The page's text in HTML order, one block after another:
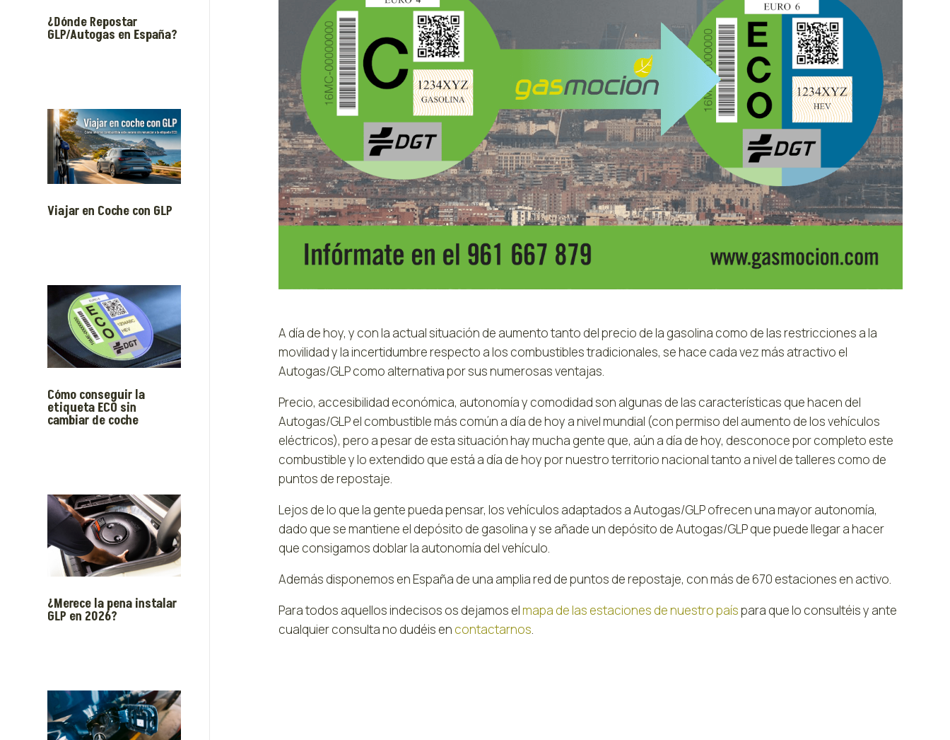
¿Dónde Repostar
GLP/Autogas en España?
Viajar en Coche con GLP
Cómo conseguir la
etiqueta ECO sin
cambiar de coche
¿Merece la pena instalar
GLP en 2026?
A día de hoy, y con la actual situación de aumento tanto del precio de la gasolina como de las restricciones a la
movilidad y la incertidumbre respecto a los combustibles tradicionales, se hace cada vez más atractivo el
Autogas/GLP como alternativa por sus numerosas ventajas.
Precio, accesibilidad económica, autonomía y comodidad son algunas de las características que hacen del
Autogas/GLP el combustible más común a día de hoy a nivel mundial (con permiso del aumento de los vehículos
eléctricos), pero a pesar de esta situación hay mucha gente que, aún a día de hoy, desconoce por completo este
combustible y lo extendido que está a día de hoy por nuestro territorio nacional tanto a nivel de talleres como de
puntos de repostaje.
Lejos de lo que la gente pueda pensar, los vehículos adaptados a Autogas/GLP ofrecen una mayor autonomía,
dado que se mantiene el depósito de gasolina y se añade un depósito de Autogas/GLP que puede llegar a hacer
que consigamos doblar la autonomía del vehículo.
Además disponemos en España de una amplia red de puntos de repostaje, con más de 670 estaciones en activo.
Para todos aquellos indecisos os dejamos elmapa de las estaciones de nuestro paíspara que lo consultéis y ante
cualquier consulta no dudéis en contactarnos.